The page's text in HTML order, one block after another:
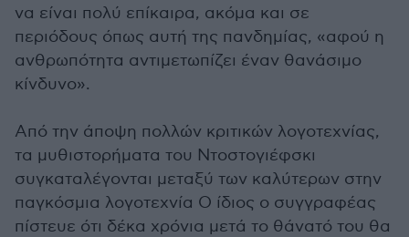
να είναι πολύ επίκαιρα, ακόμα και σε
περιόδους όπως αυτή της πανδημίας, «αφού η
ανθρωπότητα αντιμετωπίζει έναν θανάσιμο
κίνδυνο».
Από την άποψη πολλών κριτικών λογοτεχνίας,
τα μυθιστορήματα του Ντοστογιέφσκι
συγκαταλέγονται μεταξύ των καλύτερων στην
παγκόσμια λογοτεχνία Ο ίδιος ο συγγραφέας
πίστευε ότι δέκα χρόνια μετά το θάνατό του θα